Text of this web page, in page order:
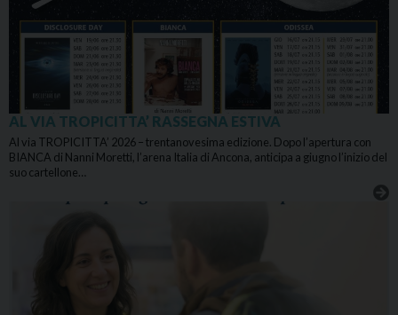
AL VIA TROPICITTA’ RASSEGNA ESTIVA
Al via TROPICITTA’ 2026 – trentanovesima edizione. Dopo l’apertura con
BIANCA di Nanni Moretti, l’arena Italia di Ancona, anticipa a giugno l’inizio del
suo cartellone…